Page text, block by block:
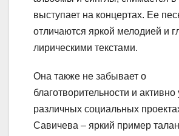
выступает на концертах. Ее
отличаются яркой мелодией и
лирическими текстами.
Она также не забывает о
благотворительности и активно
различных социальных
Савичева – яркий пример